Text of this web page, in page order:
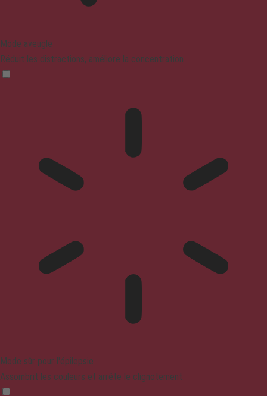
Mode aveugle
Réduit les distractions, améliore la concentration
Mode sûr pour l'épilepsie
Assombrit les couleurs et arrête le clignotement